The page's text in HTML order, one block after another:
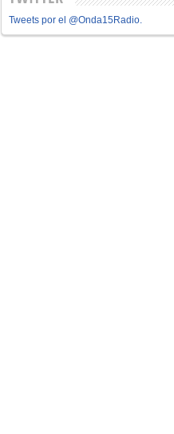
Tweets por el @Onda15Radio.